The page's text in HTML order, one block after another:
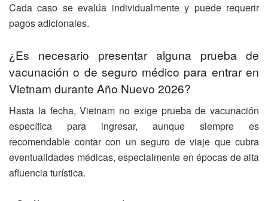
Cada caso se evalúa individualmente y puede requerir
pagos adicionales.
¿Es necesario presentar alguna prueba de
vacunación o de seguro médico para entrar en
Vietnam durante Año Nuevo 2026?
Hasta la fecha, Vietnam no exige prueba de vacunación
específica para ingresar, aunque siempre es
recomendable contar con un seguro de viaje que cubra
eventualidades médicas, especialmente en épocas de alta
afluencia turística.